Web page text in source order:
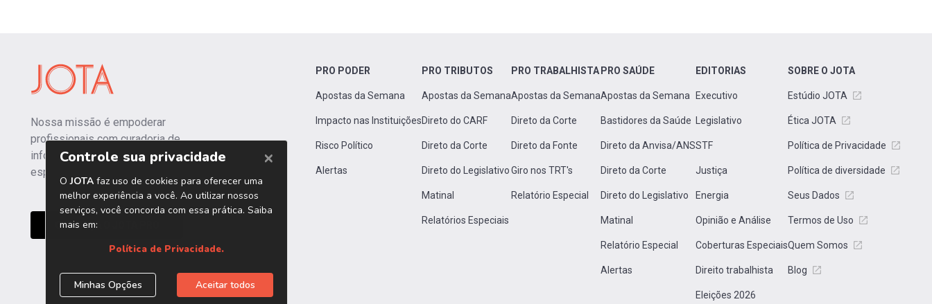
Nossa missão é empoderar
profissionais com curadoria de
informações independentes e
especializadas.
CONHEÇA O JOTA PRO
PRO PODER
Apostas da Semana
Impacto nas Instituições
Risco Político
Alertas
PRO TRIBUTOS
Apostas da Semana
Direto do CARF
Direto da Corte
Direto do Legislativo
Matinal
Relatórios Especiais
PRO TRABALHISTA
Apostas da Semana
Direto da Corte
Direto da Fonte
Giro nos TRT's
Relatório Especial
PRO SAÚDE
Apostas da Semana
Bastidores da Saúde
Direto da Anvisa/ANS
Direto da Corte
Direto do Legislativo
Matinal
Relatório Especial
Alertas
EDITORIAS
Executivo
Legislativo
STF
Justiça
Energia
Opinião e Análise
Coberturas Especiais
Direito trabalhista
Eleições 2026
SOBRE O JOTA
Estúdio JOTA
Ética JOTA
Política de Privacidade
Política de diversidade
Seus Dados
Termos de Uso
Quem Somos
Blog